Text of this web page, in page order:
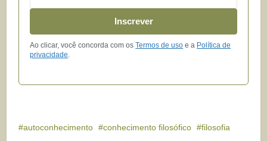
Inscrever
Ao clicar, você concorda com osTermos de uso e a Política de
privacidade
autoconhecimento conhecimento filosófico filosofia